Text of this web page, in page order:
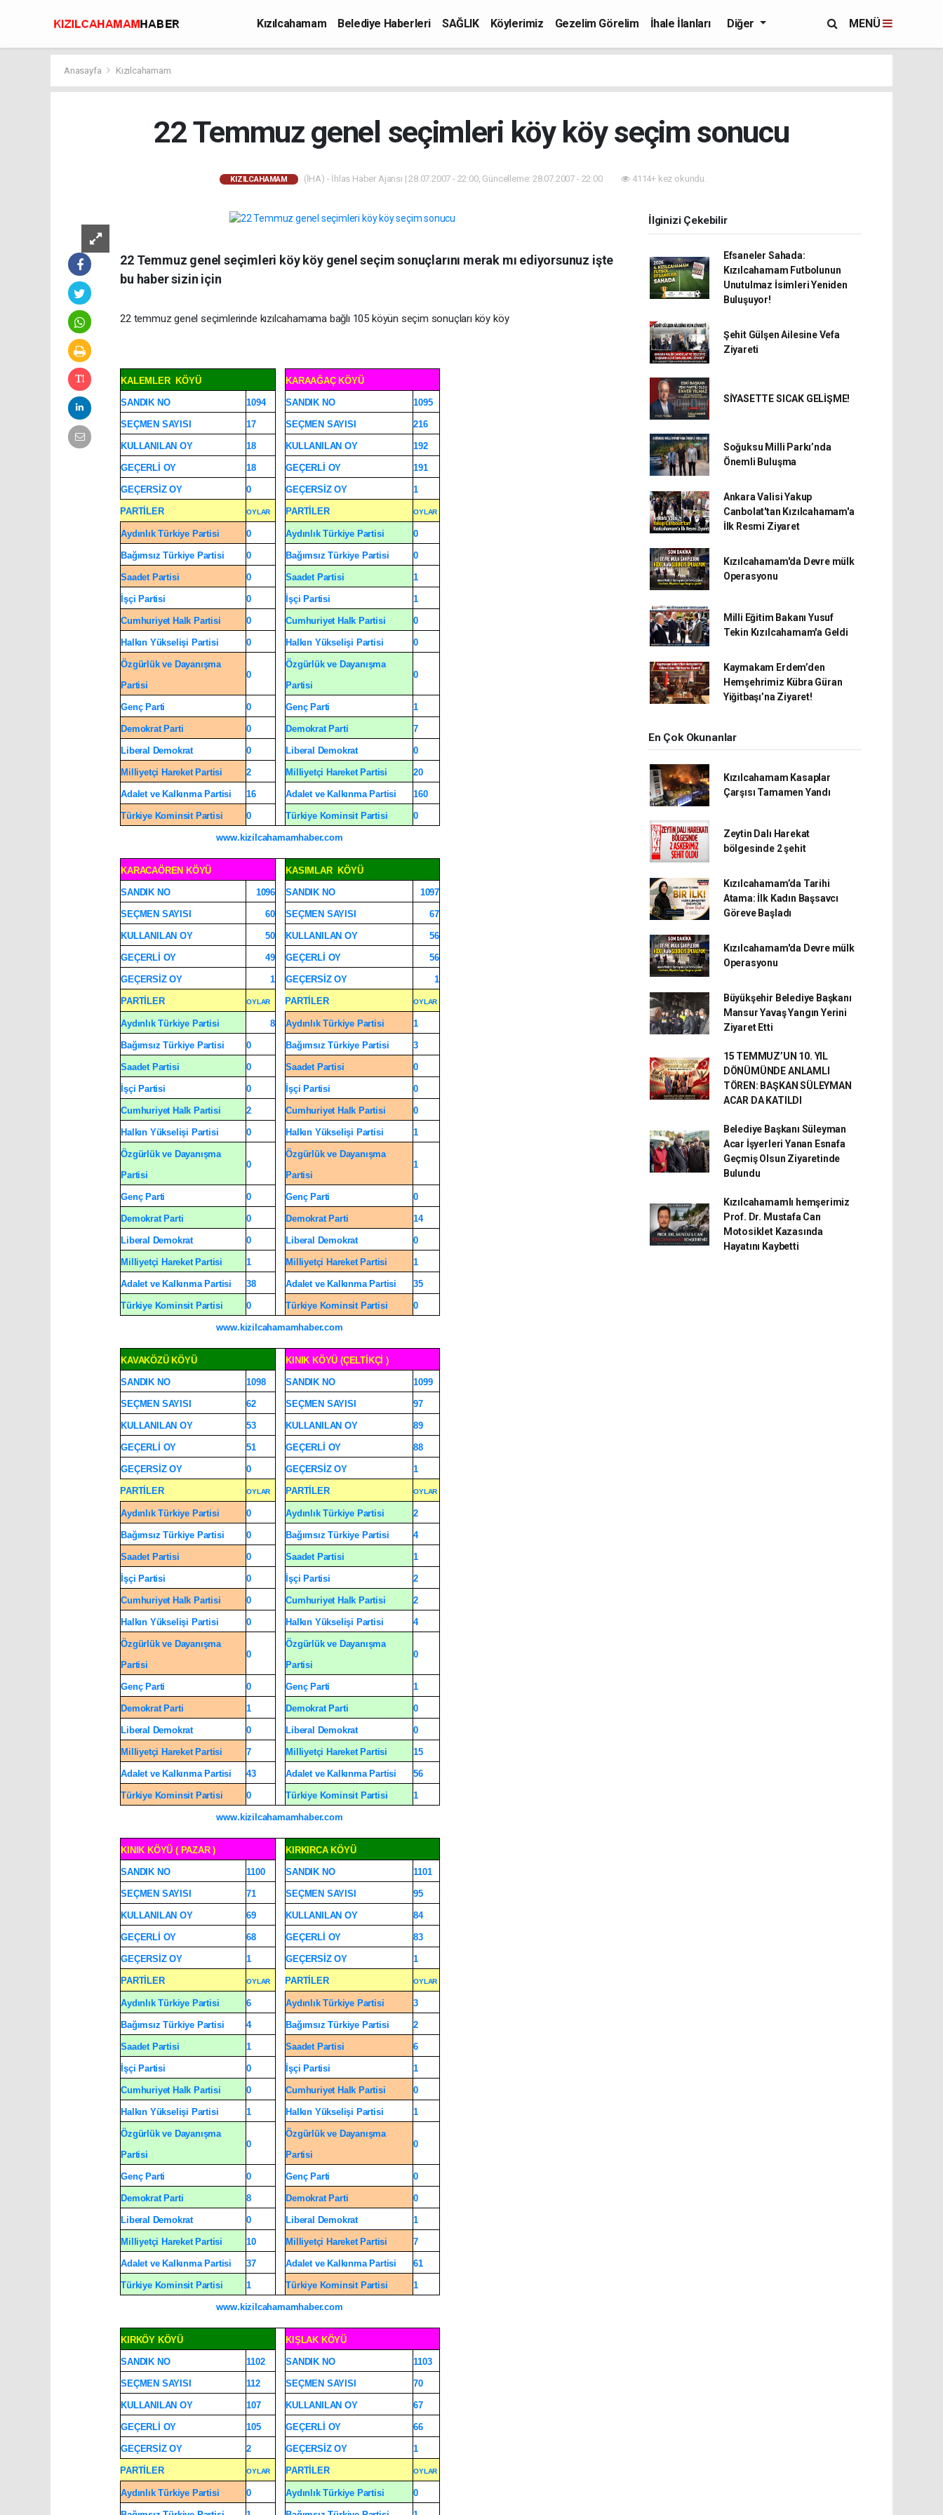
Kızılcahamam Belediye Haberleri SAĞLIK Köylerimiz Gezelim Görelim
İhale İlanları
Diğer MENÜ
Anasayfa Kızılcahamam
22 Temmuz genel seçimleri köy köy seçim sonucu
KIZILCAHAMAM (İHA) - İhlas Haber Ajansı | 28.07.2007 - 22:00, Güncelleme: 28.07.2007 - 22:00 4114+ kez okundu.
22 Temmuz genel seçimleri köy köy genel seçim sonuçlarını merak mı ediyorsunuz işte
bu haber sizin için
22 temmuz genel seçimlerinde kızılcahamama bağlı 105 köyün seçim sonuçları köy köy
KALEMLER KÖYÜ KARAAĞAÇ KÖYÜ
SANDIK NO 1094 SANDIK NO 1095
SEÇMEN SAYISI 17 SEÇMEN SAYISI 216
KULLANILAN OY 18 KULLANILAN OY 192
GEÇERLİ OY 18 GEÇERLİ OY 191
GEÇERSİZ OY 0 GEÇERSİZ OY 1
PARTİLER OYLAR PARTİLER OYLAR
Aydınlık Türkiye Partisi 0 Aydınlık Türkiye Partisi 0
Bağımsız Türkiye Partisi 0 Bağımsız Türkiye Partisi 0
Saadet Partisi 0 Saadet Partisi 1
İşçi Partisi 0 İşçi Partisi 1
Cumhuriyet Halk Partisi 0 Cumhuriyet Halk Partisi 0
Halkın Yükselişi Partisi 0 Halkın Yükselişi Partisi 0
Özgürlük ve Dayanışma
Partisi
0
Özgürlük ve Dayanışma
Partisi
0
Genç Parti 0 Genç Parti 1
Demokrat Parti 0 Demokrat Parti 7
Liberal Demokrat 0 Liberal Demokrat 0
Milliyetçi Hareket Partisi 2 Milliyetçi Hareket Partisi 20
Adalet ve Kalkınma Partisi 16 Adalet ve Kalkınma Partisi 160
Türkiye Kominsit Partisi 0 Türkiye Kominsit Partisi 0
www.kizilcahamamhaber.com
KARACAÖREN KÖYÜ KASIMLAR KÖYÜ
SANDIK NO 1096 SANDIK NO 1097
SEÇMEN SAYISI 60 SEÇMEN SAYISI 67
KULLANILAN OY 50 KULLANILAN OY 56
GEÇERLİ OY 49 GEÇERLİ OY 56
GEÇERSİZ OY 1 GEÇERSİZ OY 1
PARTİLER OYLAR PARTİLER OYLAR
Aydınlık Türkiye Partisi 8 Aydınlık Türkiye Partisi 1
Bağımsız Türkiye Partisi 0 Bağımsız Türkiye Partisi 3
Saadet Partisi 0 Saadet Partisi 0
İşçi Partisi 0 İşçi Partisi 0
Cumhuriyet Halk Partisi 2 Cumhuriyet Halk Partisi 0
Halkın Yükselişi Partisi 0 Halkın Yükselişi Partisi 1
Özgürlük ve Dayanışma
Partisi
0
Özgürlük ve Dayanışma
Partisi
1
Genç Parti 0 Genç Parti 0
Demokrat Parti 0 Demokrat Parti 14
Liberal Demokrat 0 Liberal Demokrat 0
Milliyetçi Hareket Partisi 1 Milliyetçi Hareket Partisi 1
Adalet ve Kalkınma Partisi 38 Adalet ve Kalkınma Partisi 35
Türkiye Kominsit Partisi 0 Türkiye Kominsit Partisi 0
www.kizilcahamamhaber.com
KAVAKÖZÜ KÖYÜ KINIK KÖYÜ (ÇELTİKÇİ )
SANDIK NO 1098 SANDIK NO 1099
SEÇMEN SAYISI 62 SEÇMEN SAYISI 97
KULLANILAN OY 53 KULLANILAN OY 89
GEÇERLİ OY 51 GEÇERLİ OY 88
GEÇERSİZ OY 0 GEÇERSİZ OY 1
PARTİLER OYLAR PARTİLER OYLAR
Aydınlık Türkiye Partisi 0 Aydınlık Türkiye Partisi 2
Bağımsız Türkiye Partisi 0 Bağımsız Türkiye Partisi 4
Saadet Partisi 0 Saadet Partisi 1
İşçi Partisi 0 İşçi Partisi 2
Cumhuriyet Halk Partisi 0 Cumhuriyet Halk Partisi 2
Halkın Yükselişi Partisi 0 Halkın Yükselişi Partisi 4
Özgürlük ve Dayanışma
Partisi
0
Özgürlük ve Dayanışma
Partisi
0
Genç Parti 0 Genç Parti 1
Demokrat Parti 1 Demokrat Parti 0
Liberal Demokrat 0 Liberal Demokrat 0
Milliyetçi Hareket Partisi 7 Milliyetçi Hareket Partisi 15
Adalet ve Kalkınma Partisi 43 Adalet ve Kalkınma Partisi 56
Türkiye Kominsit Partisi 0 Türkiye Kominsit Partisi 1
www.kizilcahamamhaber.com
KINIK KÖYÜ ( PAZAR ) KIRKIRCA KÖYÜ
SANDIK NO 1100 SANDIK NO 1101
SEÇMEN SAYISI 71 SEÇMEN SAYISI 95
KULLANILAN OY 69 KULLANILAN OY 84
GEÇERLİ OY 68 GEÇERLİ OY 83
GEÇERSİZ OY 1 GEÇERSİZ OY 1
PARTİLER OYLAR PARTİLER OYLAR
Aydınlık Türkiye Partisi 6 Aydınlık Türkiye Partisi 3
Bağımsız Türkiye Partisi 4 Bağımsız Türkiye Partisi 2
Saadet Partisi 1 Saadet Partisi 6
İşçi Partisi 0 İşçi Partisi 1
Cumhuriyet Halk Partisi 0 Cumhuriyet Halk Partisi 0
Halkın Yükselişi Partisi 1 Halkın Yükselişi Partisi 1
Özgürlük ve Dayanışma
Partisi
0
Özgürlük ve Dayanışma
Partisi
0
Genç Parti 0 Genç Parti 0
Demokrat Parti 8 Demokrat Parti 0
Liberal Demokrat 0 Liberal Demokrat 1
Milliyetçi Hareket Partisi 10 Milliyetçi Hareket Partisi 7
Adalet ve Kalkınma Partisi 37 Adalet ve Kalkınma Partisi 61
Türkiye Kominsit Partisi 1 Türkiye Kominsit Partisi 1
www.kizilcahamamhaber.com
KIRKÖY KÖYÜ KIŞLAK KÖYÜ
SANDIK NO 1102 SANDIK NO 1103
SEÇMEN SAYISI 112 SEÇMEN SAYISI 70
KULLANILAN OY 107 KULLANILAN OY 67
GEÇERLİ OY 105 GEÇERLİ OY 66
GEÇERSİZ OY 2 GEÇERSİZ OY 1
PARTİLER OYLAR PARTİLER OYLAR
Aydınlık Türkiye Partisi 0 Aydınlık Türkiye Partisi 0
İlginizi Çekebilir
Efsaneler Sahada:
Kızılcahamam Futbolunun
Unutulmaz İsimleri Yeniden
Buluşuyor!
Şehit Gülşen Ailesine Vefa
Ziyareti
SİYASETTE SICAK GELİŞME!
Soğuksu Milli Parkı’nda
Önemli Buluşma
Ankara Valisi Yakup
Canbolat'tan Kızılcahamam'a
İlk Resmi Ziyaret
Kızılcahamam'da Devre mülk
Operasyonu
Milli Eğitim Bakanı Yusuf
Tekin Kızılcahamam'a Geldi
Kaymakam Erdem’den
Hemşehrimiz Kübra Güran
Yiğitbaşı’na Ziyaret!
En Çok Okunanlar
Kızılcahamam Kasaplar
Çarşısı Tamamen Yandı
Zeytin Dalı Harekat
bölgesinde 2 şehit
Kızılcahamam’da Tarihi
Atama: İlk Kadın Başsavcı
Göreve Başladı
Kızılcahamam'da Devre mülk
Operasyonu
Büyükşehir Belediye Başkanı
Mansur Yavaş Yangın Yerini
Ziyaret Etti
15 TEMMUZ’UN 10. YIL
DÖNÜMÜNDE ANLAMLI
TÖREN: BAŞKAN SÜLEYMAN
ACAR DA KATILDI
Belediye Başkanı Süleyman
Acar İşyerleri Yanan Esnafa
Geçmiş Olsun Ziyaretinde
Bulundu
Kızılcahamamlı hemşerimiz
Prof. Dr. Mustafa Can
Motosiklet Kazasında
Hayatını Kaybetti